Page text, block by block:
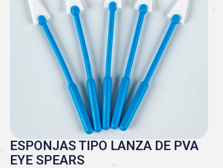
ESPONJAS TIPO LANZA DE PVA
EYE SPEARS